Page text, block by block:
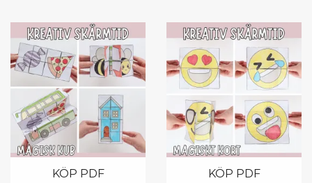
KÖP PDF KÖP PDF